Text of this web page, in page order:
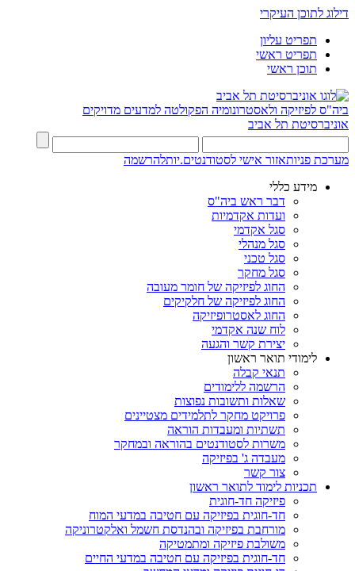
דילוג לתוכן העיקרי
תפריט עליון
תפריט ראשי
תוכן ראשי
ביה"ס לפיזיקה ולאסטרונומיה הפקולטה למדעים מדויקים
אוניברסיטת תל אביב
מערכת פניותאזור אישי לסטודנטים.יותלהרשמה
מידע כללי
דבר ראש ביה"ס
ועדות אקדמיות
סגל אקדמי
סגל מנהלי
סגל טכני
סגל מחקר
החוג לפיזיקה של חומר מעובה
החוג לפיזיקה של חלקיקים
החוג לאסטרופיזיקה
לוח שנה אקדמי
יצירת קשר והגעה
לימודי תואר ראשון
תנאי קבלה
הרשמה ללימודים
שאלות ותשובות נפוצות
פרויקט מחקר לתלמידים מצטיינים
תשתיות ומעבדות הוראה
משרות לסטודנטים בהוראה ובמחקר
מעבדה ג' בפיזיקה
צור קשר
תכניות לימוד לתואר ראשון
פיזיקה חד-חוגית
חד-חוגית בפיזיקה עם חטיבה במדעי המוח
מורחבת בפיזיקה ובהנדסת חשמל ואלקטרוניקה
משולבת פיזיקה ומתמטיקה
חד-חוגית בפיזיקה עם חטיבה במדעי החיים